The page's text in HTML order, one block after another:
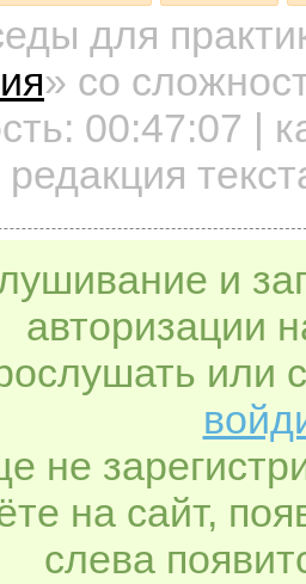
для
» со
00:47:07 |
и
авторизации
или
не
на сайт,
слева